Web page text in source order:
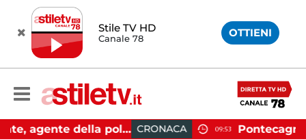
Stile TV HD
Canale 78 OTTIENI
Castellabate, agente della polizia locale aggredito per una multa: turista denunciato CRONACA 09:53